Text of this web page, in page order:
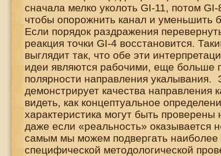
сначала мелко уколоть GI-11, потом GI-
чтобы опорожнить канал и уменьшить
Если порядок раздражения
реакция точки GI-4 восстановится.
выглядит так, что обе эти
идеи являются рабочими, еще больше
полярности направления укалывания.
демонстрирует качества
видеть, как концептуальное
характеристика могут быть проверены
даже если «реальность» оказывается
самым мы можем подвергать
специфической методологической